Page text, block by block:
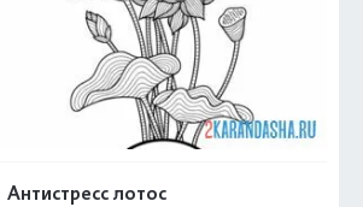
Антистресс лотос